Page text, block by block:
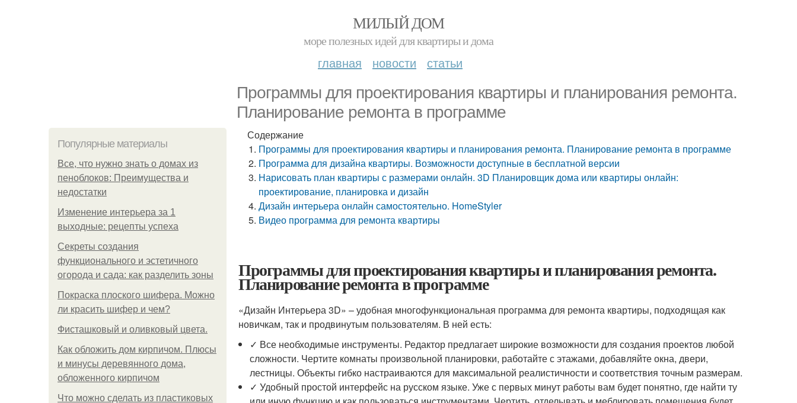
МИЛЫЙ ДОМ
море полезных идей для квартиры и дома
главная новости статьи
Программы для проектирования квартиры и планирования ремонта.
Планирование ремонта в программе
Популярные материалы
Все, что нужно знать о домах из
пеноблоков: Преимущества и
недостатки
Изменение интерьера за 1
выходные: рецепты успеха
Секреты создания
функционального и эстетичного
огорода и сада: как разделить зоны
Покраска плоского шифера. Можно
ли красить шифер и чем?
Фисташковый и оливковый цвета.
Как обложить дом кирпичом. Плюсы
и минусы деревянного дома,
обложенного кирпичом
Что можно сделать из пластиковых
Содержание
Программы для проектирования квартиры и планирования ремонта. Планирование ремонта в программе
Программа для дизайна квартиры. Возможности доступные в бесплатной версии
Нарисовать план квартиры с размерами онлайн. 3D Планировщик дома или квартиры онлайн:
проектирование, планировка и дизайн
Дизайн интерьера онлайн самостоятельно. HomeStyler
Видео программа для ремонта квартиры
Программы для проектирования квартиры и планирования ремонта.
Планирование ремонта в программе
«Дизайн Интерьера 3D» – удобная многофункциональная программа для ремонта квартиры, подходящая как
новичкам, так и продвинутым пользователям. В ней есть:
✓ Все необходимые инструменты. Редактор предлагает широкие возможности для создания проектов любой
сложности. Чертите комнаты произвольной планировки, работайте с этажами, добавляйте окна, двери,
лестницы. Объекты гибко настраиваются для максимальной реалистичности и соответствия точным размерам.
✓ Удобный простой интерфейс на русском языке. Уже с первых минут работы вам будет понятно, где найти ту